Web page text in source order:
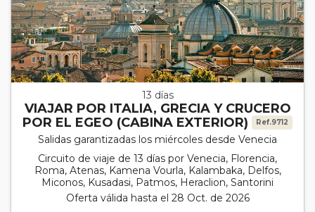
13 días
VIAJAR POR ITALIA, GRECIA Y CRUCERO
POR EL EGEO (CABINA EXTERIOR)
Ref.9712
Salidas garantizadas los miércoles desde Venecia
Circuito de viaje de 13 días por Venecia, Florencia,
Roma, Atenas, Kamena Vourla, Kalambaka, Delfos,
Miconos, Kusadasi, Patmos, Heraclion, Santorini
Oferta válida hasta el 28 Oct. de 2026